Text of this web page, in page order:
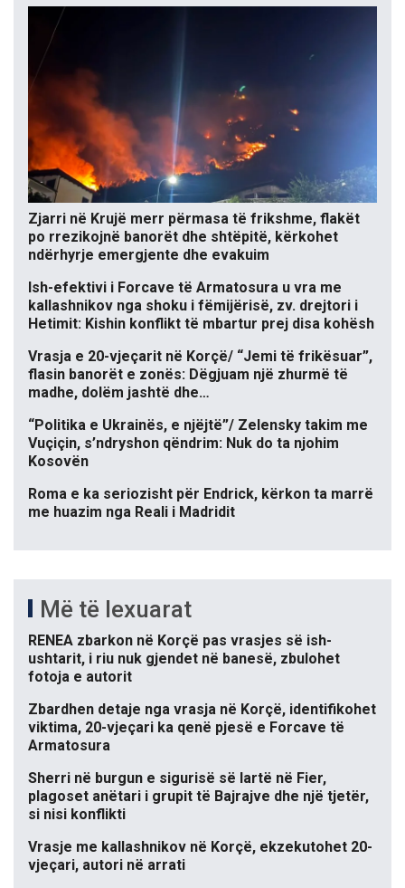
Zjarri në Krujë merr përmasa të frikshme, flakët
po rrezikojnë banorët dhe shtëpitë, kërkohet
ndërhyrje emergjente dhe evakuim
Ish-efektivi i Forcave të Armatosura u vra me
kallashnikov nga shoku i fëmijërisë, zv. drejtori i
Hetimit: Kishin konflikt të mbartur prej disa kohësh
Vrasja e 20-vjeçarit në Korçë/ “Jemi të frikësuar”,
flasin banorët e zonës: Dëgjuam një zhurmë të
madhe, dolëm jashtë dhe…
“Politika e Ukrainës, e njëjtë”/ Zelensky takim me
Vuçiçin, s’ndryshon qëndrim: Nuk do ta njohim
Kosovën
Roma e ka seriozisht për Endrick, kërkon ta marrë
me huazim nga Reali i Madridit
Më të lexuarat
RENEA zbarkon në Korçë pas vrasjes së ish-
ushtarit, i riu nuk gjendet në banesë, zbulohet
fotoja e autorit
Zbardhen detaje nga vrasja në Korçë, identifikohet
viktima, 20-vjeçari ka qenë pjesë e Forcave të
Armatosura
Sherri në burgun e sigurisë së lartë në Fier,
plagoset anëtari i grupit të Bajrajve dhe një tjetër,
si nisi konflikti
Vrasje me kallashnikov në Korçë, ekzekutohet 20-
vjeçari, autori në arrati